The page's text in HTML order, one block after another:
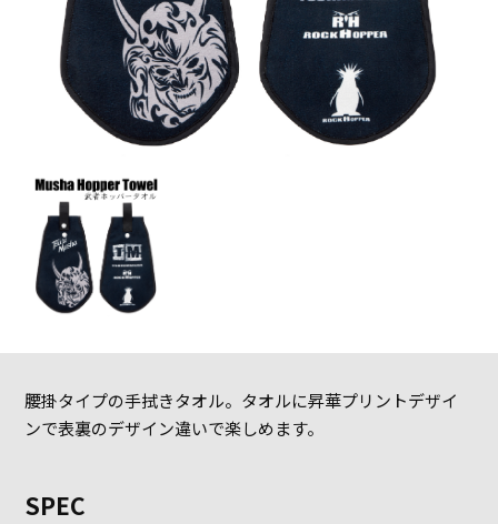
腰掛タイプの手拭きタオル。タオルに昇華プリントデザイ
ンで表裏のデザイン違いで楽しめます。
SPEC